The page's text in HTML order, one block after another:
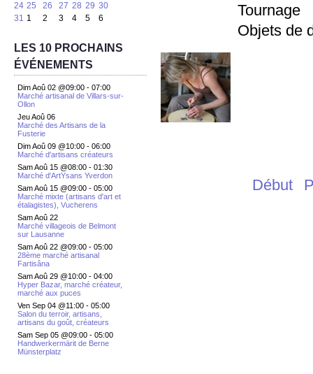
24 25 26 27 28 29 30
31 1 2 3 4 5 6
LES 10 PROCHAINS
ÉVÉNEMENTS
Dim Aoû 02 @09:00 - 07:00
Marché artisanal de Villars-sur-
Ollon
Jeu Aoû 06
Marché des Artisans de la
Fusterie
Dim Aoû 09 @10:00 - 06:00
Marché d'artisans créateurs
Sam Aoû 15 @08:00 - 01:30
Marché d'ArtYsans Yverdon
Sam Aoû 15 @09:00 - 05:00
Marché mixte (artisans d'art et
étalagistes), Vucherens
Sam Aoû 22
Marché villageois de Belmont
sur Lausanne
Sam Aoû 22 @09:00 - 05:00
28ème marché artisanal
Fartisâna
Sam Aoû 29 @10:00 - 04:00
Hyper Bazar, marché créateur,
marché aux puces
Ven Sep 04 @11:00 - 05:00
Salon du terroir, artisans,
artisans du goût, créateurs
Sam Sep 05 @09:00 - 05:00
Handwerkermärit de Berne
Münsterplatz
Tournage
Objets de
Début